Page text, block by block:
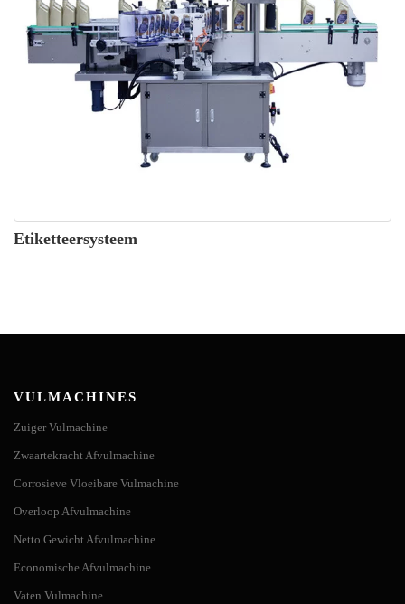
Etiketteersysteem
VULMACHINES
Zuiger Vulmachine
Zwaartekracht Afvulmachine
Corrosieve Vloeibare Vulmachine
Overloop Afvulmachine
Netto Gewicht Afvulmachine
Economische Afvulmachine
Vaten Vulmachine